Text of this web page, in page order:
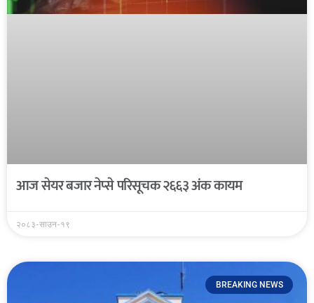
आज सेयर बजार नेप्से परिसूचक २६६३ अंक कायम
२०८३-साउन-१९
BREAKING NEWS